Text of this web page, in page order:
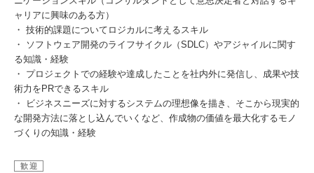
ャリアに興味のある方）
・ 技術的課題についてロジカルに考えるスキル
・ ソフトウェア開発のライフサイクル（SDLC）やアジャイルに関す
る知識・経験
・ プロジェクトでの経験や達成したことを社内外に発信し、成果や技
術力をPRできるスキル
・ ビジネスニーズに対するシステムの理想像を描き、そこから現実的
な開発方法に落とし込んでいくなど、作成物の価値を最大化するモノ
づくりの知識・経験
歓迎